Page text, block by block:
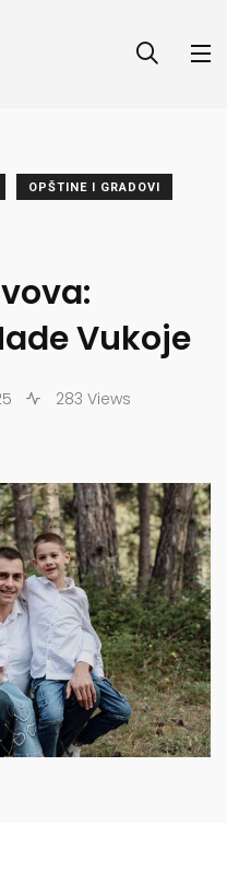
OPŠTINE I GRADOVI
Vukoje
283 Views